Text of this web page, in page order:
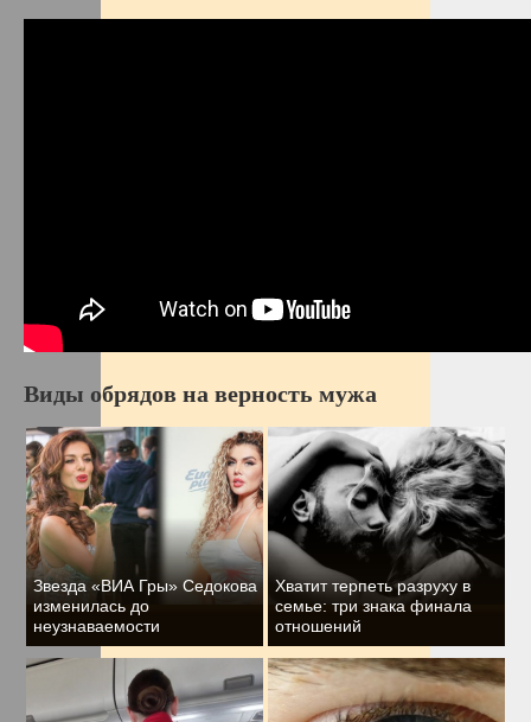
Виды обрядов на верность мужа
Звезда «ВИА Гры» Седокова
изменилась до
неузнаваемости
Хватит терпеть разруху в
семье: три знака финала
отношений